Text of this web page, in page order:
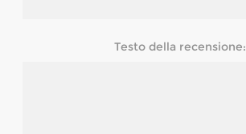
Testo della recensione: